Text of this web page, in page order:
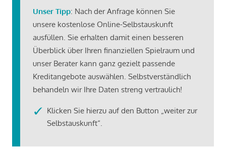
Unser Tipp: Nach der Anfrage können Sie
unsere kostenlose Online-Selbstauskunft
ausfüllen. Sie erhalten damit einen besseren
Überblick über Ihren finanziellen Spielraum und
unser Berater kann ganz gezielt passende
Kreditangebote auswählen. Selbstverständlich
behandeln wir Ihre Daten streng vertraulich!
Klicken Sie hierzu auf den Button „weiter zur
Selbstauskunft“.